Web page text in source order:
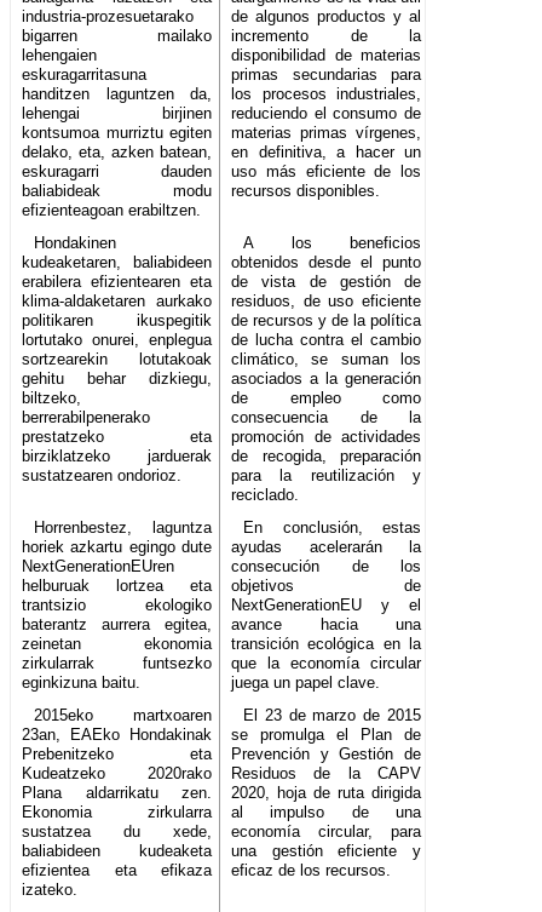
industria-prozesuetarako
bigarren mailako
lehengaien
eskuragarritasuna
handitzen laguntzen da,
lehengai birjinen
kontsumoa murriztu egiten
delako, eta, azken batean,
eskuragarri dauden
baliabideak modu
efizienteagoan erabiltzen.
de algunos productos y al
incremento de la
disponibilidad de materias
primas secundarias para
los procesos industriales,
reduciendo el consumo de
materias primas vírgenes,
en definitiva, a hacer un
uso más eficiente de los
recursos disponibles.
Hondakinen
kudeaketaren, baliabideen
erabilera efizientearen eta
klima-aldaketaren aurkako
politikaren ikuspegitik
lortutako onurei, enplegua
sortzearekin lotutakoak
gehitu behar dizkiegu,
biltzeko,
berrerabilpenerako
prestatzeko eta
birziklatzeko jarduerak
sustatzearen ondorioz.
A los beneficios
obtenidos desde el punto
de vista de gestión de
residuos, de uso eficiente
de recursos y de la política
de lucha contra el cambio
climático, se suman los
asociados a la generación
de empleo como
consecuencia de la
promoción de actividades
de recogida, preparación
para la reutilización y
reciclado.
Horrenbestez, laguntza
horiek azkartu egingo dute
NextGenerationEUren
helburuak lortzea eta
trantsizio ekologiko
baterantz aurrera egitea,
zeinetan ekonomia
zirkularrak funtsezko
eginkizuna baitu.
En conclusión, estas
ayudas acelerarán la
consecución de los
objetivos de
NextGenerationEU y el
avance hacia una
transición ecológica en la
que la economía circular
juega un papel clave.
2015eko martxoaren
23an, EAEko Hondakinak
Prebenitzeko eta
Kudeatzeko 2020rako
Plana aldarrikatu zen.
Ekonomia zirkularra
sustatzea du xede,
baliabideen kudeaketa
efizientea eta efikaza
izateko.
El 23 de marzo de 2015
se promulga el Plan de
Prevención y Gestión de
Residuos de la CAPV
2020, hoja de ruta dirigida
al impulso de una
economía circular, para
una gestión eficiente y
eficaz de los recursos.